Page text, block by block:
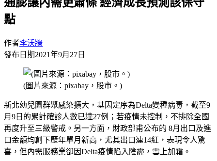
點
作者李沃牆
發布日期2021年9月27日
(圖片來源：pixabay，股市。)
新北幼兒園群聚感染擴大，基因定序為Delta變種病毒，截至9
月9日的累計確診人數已達27例；若疫情未控制，不排除全國
再度升至三級警戒。另一方面，財政部甫公布的 8月出口及進
口金額均創下歷年單月新高，尤其出口連14紅，表現令人驚
喜，但內需服務業卻因Delta疫情陷入陰霾，雪上加霜。